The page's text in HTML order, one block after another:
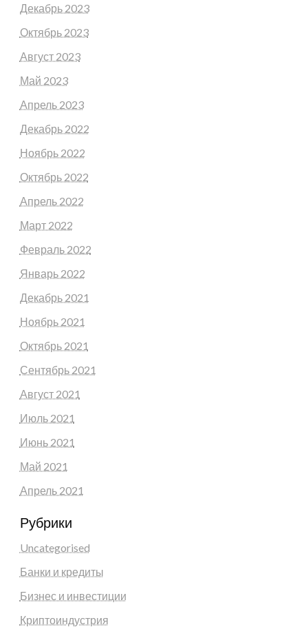
Декабрь 2023
Октябрь 2023
Август 2023
Май 2023
Апрель 2023
Декабрь 2022
Ноябрь 2022
Октябрь 2022
Апрель 2022
Март 2022
Февраль 2022
Январь 2022
Декабрь 2021
Ноябрь 2021
Октябрь 2021
Сентябрь 2021
Август 2021
Июль 2021
Июнь 2021
Май 2021
Апрель 2021
Рубрики
Uncategorised
Банки и кредиты
Бизнес и инвестиции
Криптоиндустрия